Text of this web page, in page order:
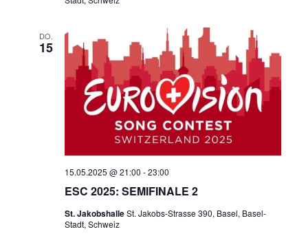
DO.
15
ESC 2025: SEMIFINALE 2
15.05.2025 @ 21:00 -23:00
St. JakobshalleSt. Jakobs-Strasse 390, Basel, Basel-
Stadt, Schweiz